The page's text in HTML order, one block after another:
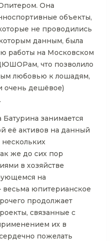
Она
объекты,
не проводились
данным, была
работы на Московском
что позволило
любовью к лошадям,
очень дешёвое)
занимается
её активов на данный
нескольких
же до сих пор
в хозяйстве
на
юпитерианское
продолжает
связанные с
их в
пожелать